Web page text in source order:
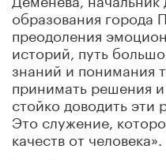
образования города
преодоления
историй, путь
знаний и понимания
принимать решения
стойко доводить эти
Это служение,
качеств от человека».